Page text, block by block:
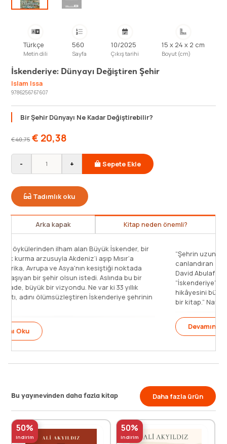
Türkçe
Metin dili
560
Sayfa
10/2025
Çıkış tarihi
15 x 24 x 2 cm
Boyut (cm)
İskenderiye: Dünyayı Değiştiren Şehir
Islam Issa
9786256767607
Bir Şehir Dünyayı Ne Kadar Değiştirebilir?
€40,75 € 20,38
- + Sepete Ekle
Tadımlık oku
Arka kapak Kitap neden önemli?
bir
bir
şehrinin
“Şehrin uzun tarihini zarif ve dokunaklı bir şekilde
canlandıran Islam Issa’nın İskenderiye’si beni büyüledi.”
David Abulafia, Yılın Kitapları, Times Literary Supplement
“İskenderiye’nin antik çağlardan modern döneme
hikâyesini büyük bir bilgelikle anlatan büyüleyici ve
bir kitap.” Natalie Haynes, Stone Blind’ın yazarı [...]
Bu yayınevinden daha fazla kitap Daha fazla ürün
50%
indirim
50%
indirim